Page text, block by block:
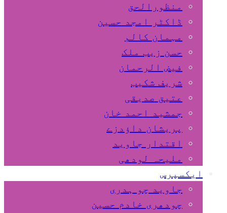
منظورالحق
ڈاکٹر امجد حسین
مہمان کالم
حسن زیب ملک
فیض الرحمان
شریف شکیب
عتیق صدیقی
جمشید احمد خان
پریشان داﺅدزے
اقتدار جاوید
ملیحہ لودھی
ایکسپرس
جاوید چو ہدری
چودھری خادم حسین